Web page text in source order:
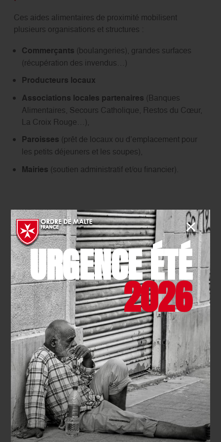
Ces aides alimentaires de proximité mobilisent
plusieurs organisations et structures :
Commerçants (boulangeries), grandes surfaces
(récupération des invendus…)
Producteurs locaux
Associations locales partenaires (Banques
Alimentaires, Secours Catholique, Restos du Cœur,
La Croix Rouge…),
Paroisses (prêt de locaux ou d’emplacement pour
les petits déjeuners et les soupes),
Mairies (soutien administratif et/ou financier).
Comment obtenir une aide
alimentaire et sociale avec
le CCAS
De nombreux français sont dans des situations
financières ne plus en plus compliquées et peinent à
terminer leur fin de mois pour se nourrir correctement
ainsi que leurs enfants.C’est pourquoi les banques
alimentaires connaissent une influence croissante
Pour obtenir une aide alimentaire,vous pouvez
vous rendre au CCAS ou CIAS(Centre (Inter)
Communal d’Action Sociale) de votre commune qui
pourra vous diriger vers un travailleur social. Cet
entretien permettra de faire un point sur votre situation
générale afin de définir les aides sociales auxquelles
vous avez le droit (on peut citer par exemplela
complémentaire santé solidaire). De plus, une aide
URGENCE ÉTÉ
2026